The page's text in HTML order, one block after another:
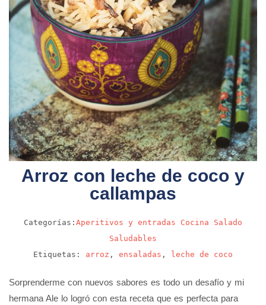
Arroz con leche de coco y
callampas
Categorías: Aperitivos y entradas Cocina
Salado
Saludables
Etiquetas: arroz , ensaladas , leche de coco
Sorprenderme con nuevos sabores es todo un desafío y mi
hermana Ale lo logró con esta receta que es perfecta para